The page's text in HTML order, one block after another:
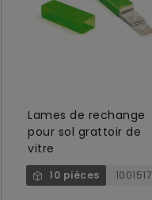
Lames de rechange
pour sol grattoir de
vitre
10 pièces 1001517